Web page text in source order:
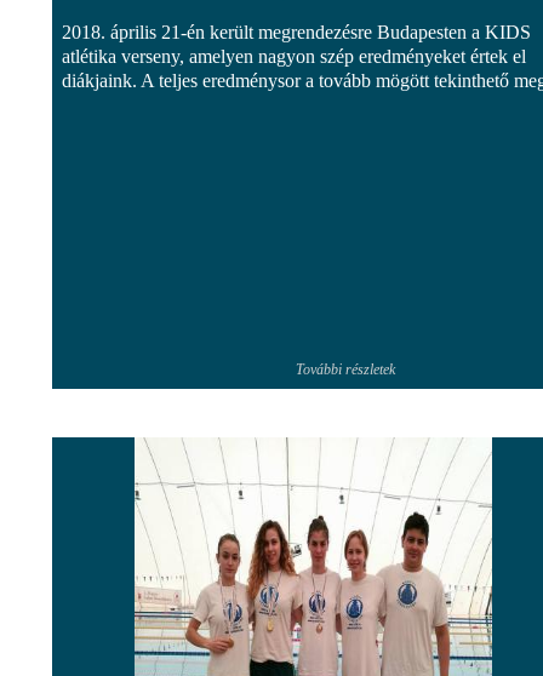
2018. április 21-én került megrendezésre Budapesten a KIDS
atlétika verseny, amelyen nagyon szép eredményeket értek el
diákjaink. A teljes eredménysor a tovább mögött tekinthető
További részletek